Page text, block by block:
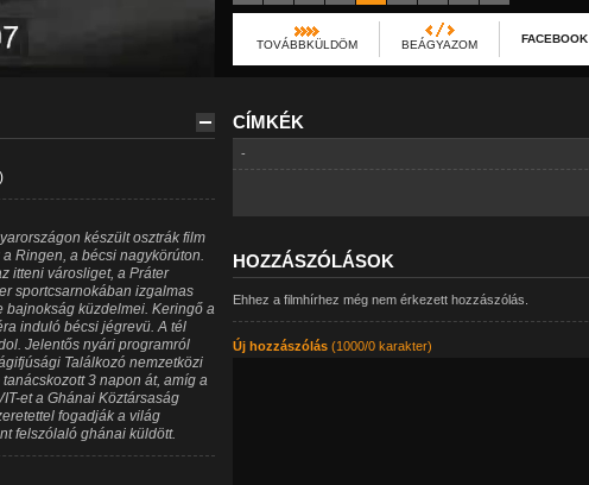
TOVÁBBKÜLDÖM BEÁGYAZOM FACEBOOK
készült osztrák film
Ringen, a bécsi nagykörúton.
itteni városliget, a Práter
sportcsarnokában izgalmas
bajnokság küzdelmei. Keringő a
induló bécsi jégrevü. A tél
Jelentős nyári programról
Találkozó nemzetközi
3 napon át, amíg a
et a Ghánai Köztársaság
fogadják a világ
felszólaló ghánai küldött.
CÍMKÉK
-
HOZZÁSZÓLÁSOK
Ehhez a filmhírhez még nem érkezett hozzászólás.
Új hozzászólás(1000/0 karakter)